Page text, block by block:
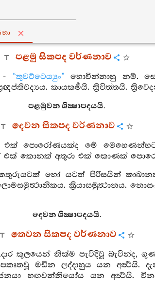
පළමු සිකපද වර්ණනාව
- “තුවට්ටෙය්‍යුං” හොවින්නාහු නම්.
කායකර්‍මයි. ත්‍රිචිත්තයි.
පළමුවන ශික්‍ෂාපදයයි.
දෙවන සිකපද වර්ණනාව
එක් පොරෝණයක්ද මේ
එක් කොනක් අතුරා එක් කොණක්
හෝ යටත් පිරිසයින්
ක්‍රියාසමුත්‍ථානය.
දෙවන ශික්‍ෂාපදයයි.
තෙවන සිකපද වර්ණනාව
කුලයෙන් නික්ම පැවිදිවූ බැවින්ද,
මඩින ලද්දාහුය යන
හඟවන්නියෝය යන අර්‍ත්‍ථයි.